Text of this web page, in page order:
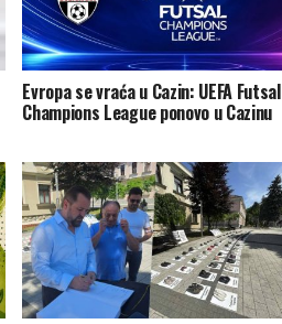
Evropa se vraća u Cazin: UEFA Futsal
Champions League ponovo u Cazinu